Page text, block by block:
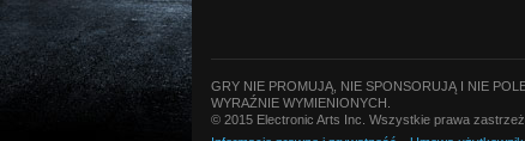
GRY NIE PROMUJĄ, NIE SPONSORUJĄ I NIE
WYRAŹNIE WYMIENIONYCH.
© 2015 Electronic Arts Inc. Wszystkie prawa